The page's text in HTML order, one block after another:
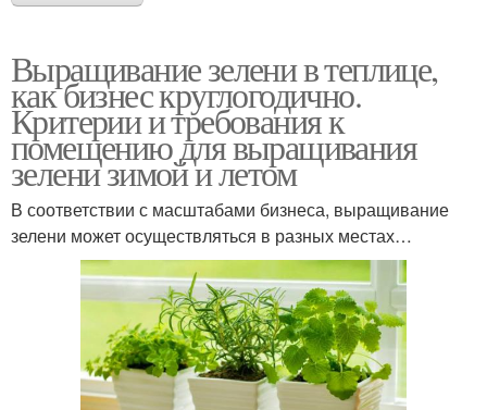
Выращивание зелени в теплице,
как бизнес круглогодично.
Критерии и требования к
помещению для выращивания
зелени зимой и летом
В соответствии с масштабами бизнеса, выращивание
зелени может осуществляться в разных местах…